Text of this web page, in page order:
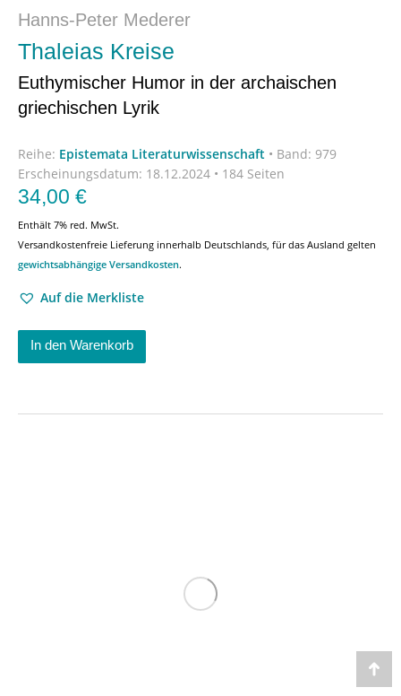
Hanns-Peter Mederer
Thaleias Kreise
Euthymischer Humor in der archaischen
griechischen Lyrik
Reihe: Epistemata Literaturwissenschaft • Band: 979
Erscheinungsdatum: 18.12.2024 • 184 Seiten
34,00 €
Enthält 7% red. MwSt.
Versandkostenfreie Lieferung innerhalb Deutschlands, für das Ausland gelten
gewichtsabhängige Versandkosten.
Auf die Merkliste
In den Warenkorb
Go